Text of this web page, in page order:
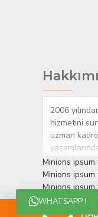
WHATSAPP !
2006
hizmetini
uzman
çok
müşteri
edinmiştir.
Minions
Minions
Minions